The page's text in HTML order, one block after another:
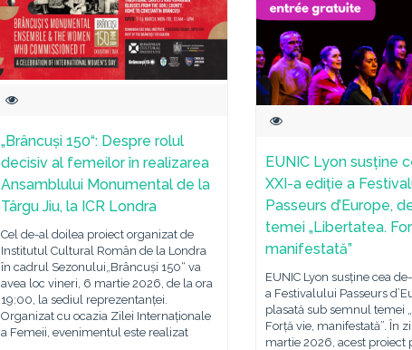
„Brâncuși 150“: Despre rolul
decisiv al femeilor în realizarea
Ansamblului Monumental de la
Târgu Jiu, la ICR Londra
Cel de-al doilea proiect organizat de
Institutul Cultural Român de la Londra
în cadrul Sezonului„Brâncuși 150“ va
avea loc vineri, 6 martie 2026, de la ora
19:00, la sediul reprezentanței.
Organizat cu ocazia Zilei Internaționale
a Femeii, evenimentul este realizat
EUNIC Lyon susține
XXI-a ediție a
Passeurs d’Europe,
temei „Libertatea.
manifestată”
EUNIC Lyon susține cea
a Festivalului Passeurs
plasată sub semnul temei
Forță vie, manifestată”. În
martie 2026, acest proiect